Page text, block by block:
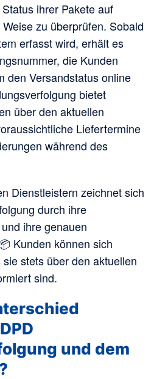
ihrer Pakete auf
zu überprüfen. Sobald
erfasst wird, erhält es
die Kunden
den Versandstatus online
bietet
über den aktuellen
Liefertermine
während des
Dienstleistern zeichnet sich
durch ihre
ihre genauen
Kunden können sich
stets über den aktuellen
sind.
und dem